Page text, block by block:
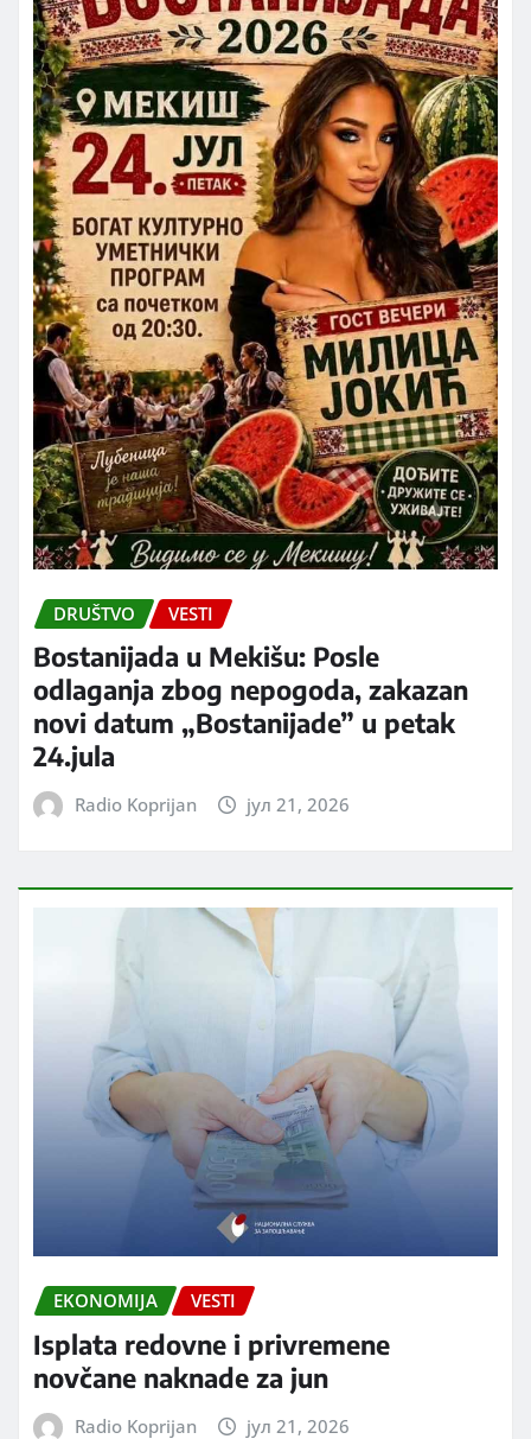
DRUŠTVO VESTI
Bostanijada u Mekišu: Posle
odlaganja zbog nepogoda, zakazan
novi datum „Bostanijade” u petak
24.jula
Radio Koprijan јул 21, 2026
EKONOMIJA VESTI
Isplata redovne i privremene
novčane naknade za jun
Radio Koprijan јул 21, 2026